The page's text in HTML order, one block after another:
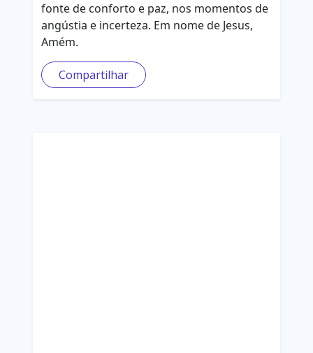
fonte de conforto e paz, nos momentos de
angústia e incerteza. Em nome de Jesus,
Amém.
Compartilhar